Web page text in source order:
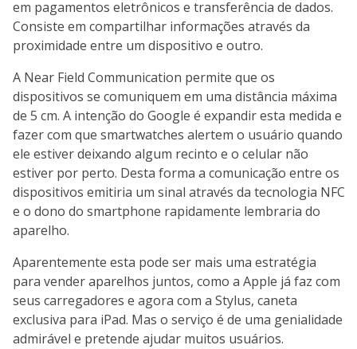
em pagamentos eletrônicos e transferência de dados.
Consiste em compartilhar informações através da
proximidade entre um dispositivo e outro.
A Near Field Communication permite que os
dispositivos se comuniquem em uma distância máxima
de 5 cm. A intenção do Google é expandir esta medida e
fazer com que smartwatches alertem o usuário quando
ele estiver deixando algum recinto e o celular não
estiver por perto. Desta forma a comunicação entre os
dispositivos emitiria um sinal através da tecnologia NFC
e o dono do smartphone rapidamente lembraria do
aparelho.
Aparentemente esta pode ser mais uma estratégia
para vender aparelhos juntos, como a Apple já faz com
seus carregadores e agora com a Stylus, caneta
exclusiva para iPad. Mas o serviço é de uma genialidade
admirável e pretende ajudar muitos usuários.